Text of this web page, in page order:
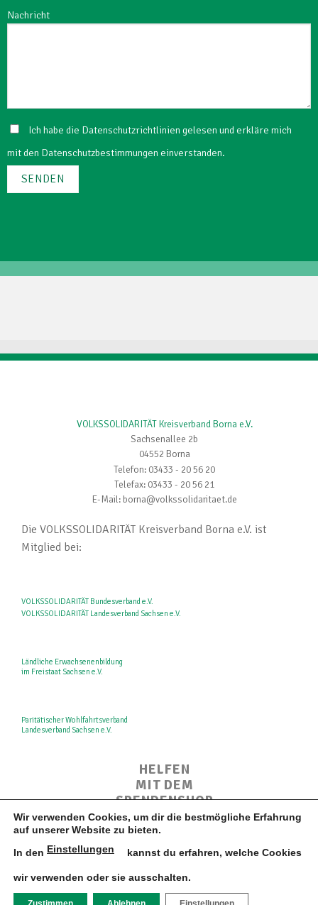
Nachricht
Ich habe die Datenschutzrichtlinien gelesen und erkläre mich
mit den Datenschutzbestimmungen einverstanden.
VOLKSSOLIDARITÄT Kreisverband Borna e.V.
Sachsenallee 2b
04552 Borna
Telefon: 03433 - 20 56 20
Telefax: 03433 - 20 56 21
E-Mail: borna@volkssolidaritaet.de
Die VOLKSSOLIDARITÄT Kreisverband Borna e.V. ist
Mitglied bei:
VOLKSSOLIDARITÄT Bundesverband e.V.
VOLKSSOLIDARITÄT Landesverband Sachsen e.V.
Ländliche Erwachsenenbildung
im Freistaat Sachsen e.V.
Paritätischer Wohlfahrtsverband
Landesverband Sachsen e.V.
HELFEN
MIT DEM
SPENDENSHOP
Wir verwenden Cookies, um dir die bestmögliche Erfahrung
auf unserer Website zu bieten.
In den Einstellungen kannst du erfahren, welche Cookies
wir verwenden oder sie ausschalten.